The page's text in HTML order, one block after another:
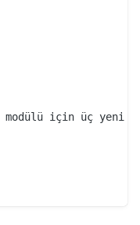
için üç yeni